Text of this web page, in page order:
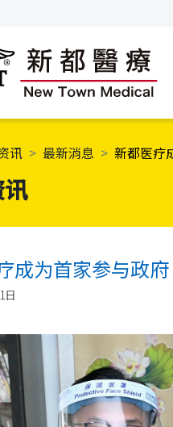
讯 最新消息 新都医疗
成为首家参与政
日